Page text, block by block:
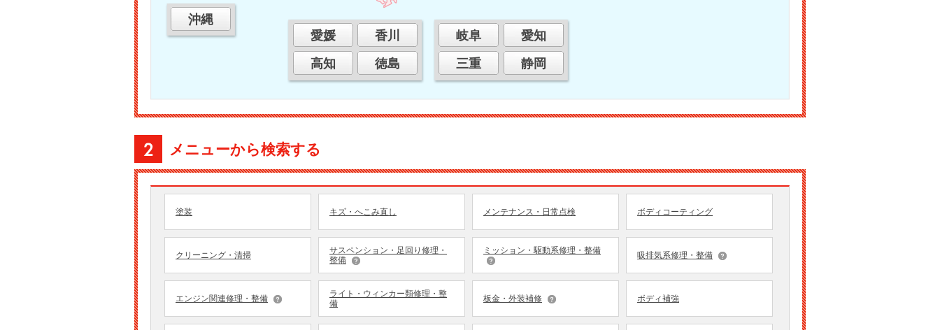
沖縄
愛媛
香川
高知
徳島
岐阜
愛知
三重
静岡
メニューから検索する
塗装 キズ・へこみ直し メンテナンス・日常点検 ボディコーティング
クリーニング・清掃
サスペンション・足回り修理・
整備
ミッション・駆動系修理・整備 吸排気系修理・整備
エンジン関連修理・整備
ライト・ウィンカー類修理・整
備
板金・外装補修 ボディ補強